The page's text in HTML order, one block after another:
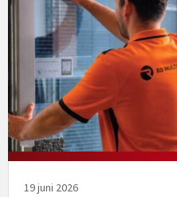
19 juni 2026